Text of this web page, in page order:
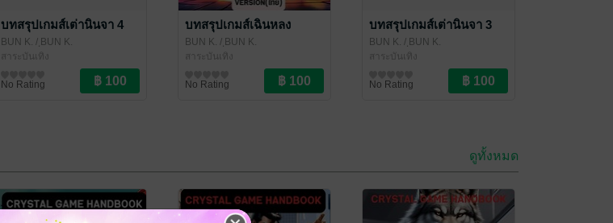
บทสรุปเกมส์เต่านินจา 4
BUN K. / ฺBUN K.
สาระบันเทิง
No Rating
บทสรุปเกมส์เฉินหลง
BUN K. / ฺBUN K.
สาระบันเทิง
No Rating
บทสรุปเกมส์เต่านินจา 3
BUN K. / ฺBUN K.
สาระบันเทิง
No Rating
ดูทั้งหมด